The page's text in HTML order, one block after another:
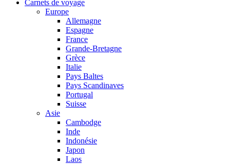
Carnets de voyage
Europe
Allemagne
Espagne
France
Grande-Bretagne
Grèce
Italie
Pays Baltes
Pays Scandinaves
Portugal
Suisse
Asie
Cambodge
Inde
Indonésie
Japon
Laos